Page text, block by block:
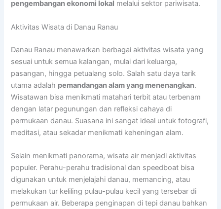
pengembangan ekonomi lokal melalui sektor pariwisata.
Aktivitas Wisata di Danau Ranau
Danau Ranau menawarkan berbagai aktivitas wisata yang
sesuai untuk semua kalangan, mulai dari keluarga,
pasangan, hingga petualang solo. Salah satu daya tarik
utama adalah pemandangan alam yang menenangkan.
Wisatawan bisa menikmati matahari terbit atau terbenam
dengan latar pegunungan dan refleksi cahaya di
permukaan danau. Suasana ini sangat ideal untuk fotografi,
meditasi, atau sekadar menikmati keheningan alam.
Selain menikmati panorama, wisata air menjadi aktivitas
populer. Perahu-perahu tradisional dan speedboat bisa
digunakan untuk menjelajahi danau, memancing, atau
melakukan tur keliling pulau-pulau kecil yang tersebar di
permukaan air. Beberapa penginapan di tepi danau bahkan